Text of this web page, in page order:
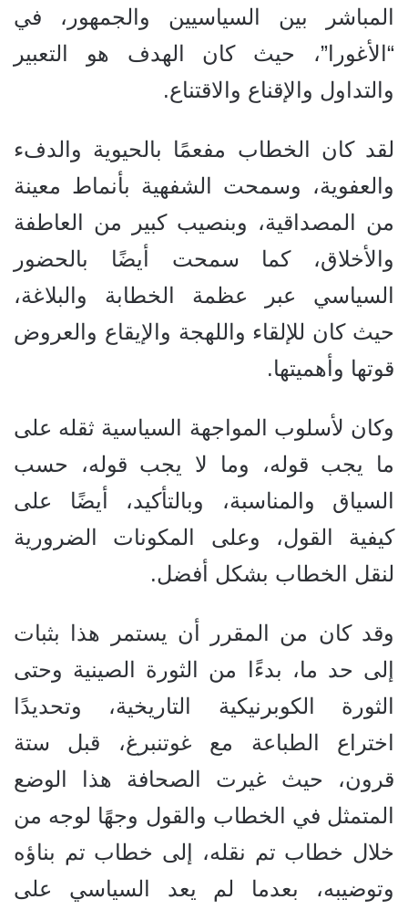
المباشر بين السياسيين والجمهور، في
“الأغورا”، حيث كان الهدف هو التعبير
والتداول والإقناع والاقتناع.
لقد كان الخطاب مفعمًا بالحيوية والدفء
والعفوية، وسمحت الشفهية بأنماط معينة
من المصداقية، وبنصيب كبير من العاطفة
والأخلاق، كما سمحت أيضًا بالحضور
السياسي عبر عظمة الخطابة والبلاغة،
حيث كان للإلقاء واللهجة والإيقاع والعروض
قوتها وأهميتها.
وكان لأسلوب المواجهة السياسية ثقله على
ما يجب قوله، وما لا يجب قوله، حسب
السياق والمناسبة، وبالتأكيد، أيضًا على
كيفية القول، وعلى المكونات الضرورية
لنقل الخطاب بشكل أفضل.
وقد كان من المقرر أن يستمر هذا بثبات
إلى حد ما، بدءًا من الثورة الصينية وحتى
الثورة الكوبرنيكية التاريخية، وتحديدًا
اختراع الطباعة مع غوتنبرغ، قبل ستة
قرون، حيث غيرت الصحافة هذا الوضع
المتمثل في الخطاب والقول وجهًا لوجه من
خلال خطاب تم نقله، إلى خطاب تم بناؤه
وتوضيبه، بعدما لم يعد السياسي على